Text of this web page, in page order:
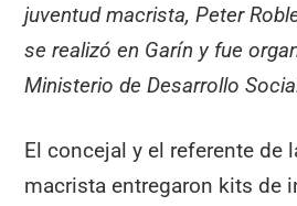
juventud macrista, Peter
se realizó en Garín y fue
Ministerio de Desarrollo
El concejal y el referente de
macrista entregaron kits de